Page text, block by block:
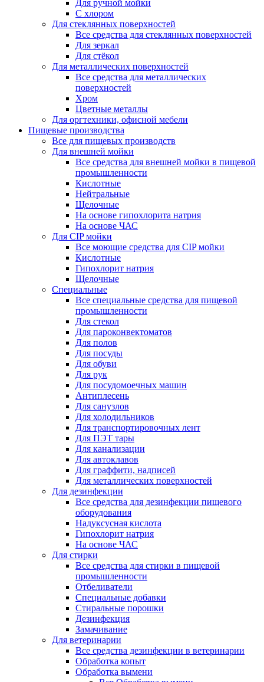
Для ручной мойки
С хлором
Для стеклянных поверхностей
Все средства для стеклянных поверхностей
Для зеркал
Для стёкол
Для металлических поверхностей
Все средства для металлических
поверхностей
Хром
Цветные металлы
Для оргтехники, офисной мебели
Пищевые производства
Все для пищевых производств
Для внешней мойки
Все средства для внешней мойки в пищевой
промышленности
Кислотные
Нейтральные
Щелочные
На основе гипохлорита натрия
На основе ЧАС
Для CIP мойки
Все моющие средства для CIP мойки
Кислотные
Гипохлорит натрия
Щелочные
Специальные
Все специальные средства для пищевой
промышленности
Для стекол
Для пароконвектоматов
Для полов
Для посуды
Для обуви
Для рук
Для посудомоечных машин
Антиплесень
Для санузлов
Для холодильников
Для транспортировочных лент
Для ПЭТ тары
Для канализации
Для автоклавов
Для граффити, надписей
Для металлических поверхностей
Для дезинфекции
Все средства для дезинфекции пищевого
оборудования
Надуксусная кислота
Гипохлорит натрия
На основе ЧАС
Для стирки
Все средства для стирки в пищевой
промышленности
Отбеливатели
Специальные добавки
Стиральные порошки
Дезинфекция
Замачивание
Для ветеринарии
Все средства дезинфекции в ветеринарии
Обработка копыт
Обработка вымени